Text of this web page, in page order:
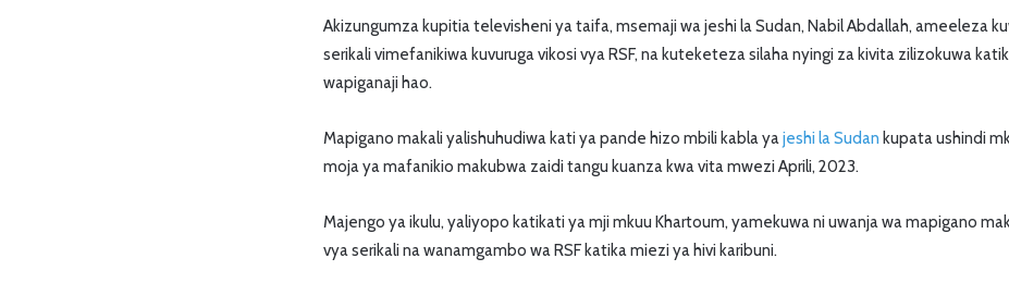
Akizungumza kupitia televisheni ya taifa, msemaji wa jeshi la Sudan, Nabil Abdallah, ameeleza
serikali vimefanikiwa kuvuruga vikosi vya RSF, na kuteketeza silaha nyingi za kivita zilizokuwa
wapiganaji hao.
Mapigano makali yalishuhudiwa kati ya pande hizo mbili kabla yajeshi la Sudan kupata ushindi
moja ya mafanikio makubwa zaidi tangu kuanza kwa vita mwezi Aprili, 2023.
Majengo ya ikulu, yaliyopo katikati ya mji mkuu Khartoum, yamekuwa ni uwanja wa mapigano
vya serikali na wanamgambo wa RSF katika miezi ya hivi karibuni.